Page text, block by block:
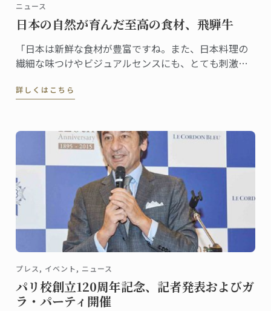
ニュース
日本の自然が育んだ至高の食材、飛騨牛
「日本は新鮮な食材が豊富ですね。また、日本料理の
繊細な味つけやビジュアルセンスにも、とても刺激を
選んだのは、日本でほれ込んだいう飛騨牛。
詳しくはこちら
プレス, イベント, ニュース
パリ校創立120周年記念、記者発表およびガ
ラ・パーティ開催